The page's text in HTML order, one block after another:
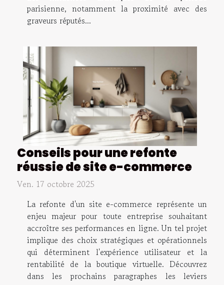
parisienne, notamment la proximité avec des
graveurs réputés...
Conseils pour une refonte
réussie de site e-commerce
Ven. 17 octobre 2025
La refonte d'un site e-commerce représente un
enjeu majeur pour toute entreprise souhaitant
accroître ses performances en ligne. Un tel projet
implique des choix stratégiques et opérationnels
qui déterminent l'expérience utilisateur et la
rentabilité de la boutique virtuelle. Découvrez
dans les prochains paragraphes les leviers